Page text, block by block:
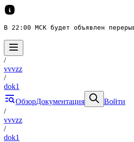
В 22:00 МСК будет объявлен
/
vvvzz
/
dok1
ОбзорДокументация
Войти
/
vvvzz
/
dok1